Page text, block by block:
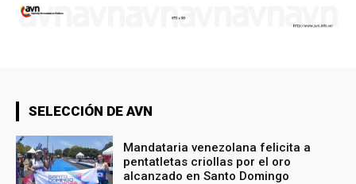
SELECCIÓN DE AVN
Mandataria venezolana felicita a
pentatletas criollas por el oro
alcanzado en Santo Domingo